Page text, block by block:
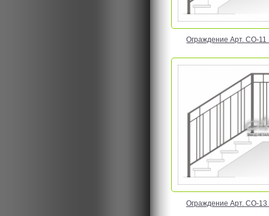
Ограждение Арт. CO-
Ограждение Арт. CO-